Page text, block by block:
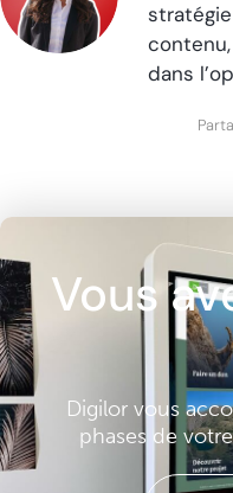
dans
Vous
Digilor vous
phases de